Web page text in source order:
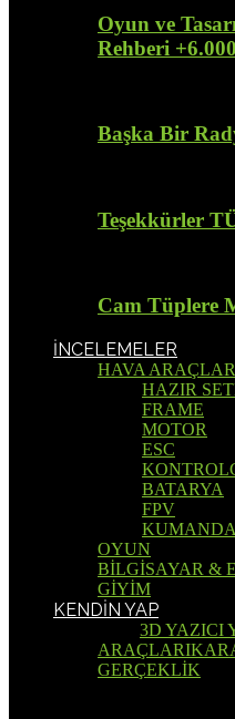
Oyun ve
Rehberi
Başka Bir
Teşekkürler
Cam Tüplere
İNCELEMELER
HAVA
HAZIR
FRAME
MOTOR
ESC
BATARYA
FPV
KUMANDA
OYUN
BİLGİSAYAR &
GİYİM
KENDİN YAP
3D YAZICI
ARAÇLARI
GERÇEKLİK